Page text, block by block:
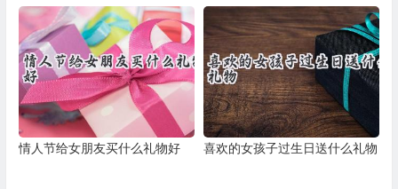
情人节给女朋友买什么礼物好 喜欢的女孩子过生日送什么礼物